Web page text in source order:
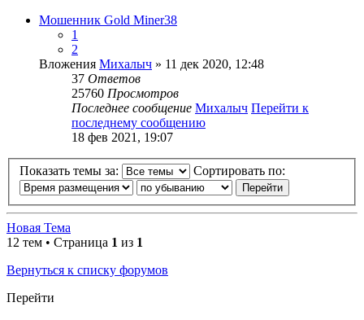
Мошенник Gold Miner38
1
2
Вложения Михалыч » 11 дек 2020, 12:48
37 Ответов
25760 Просмотров
Последнее сообщение Михалыч Перейти к
последнему сообщению
18 фев 2021, 19:07
Показать темы за: Сортировать по:
Новая Тема
12 тем • Страница 1 из 1
Вернуться к списку форумов
Перейти